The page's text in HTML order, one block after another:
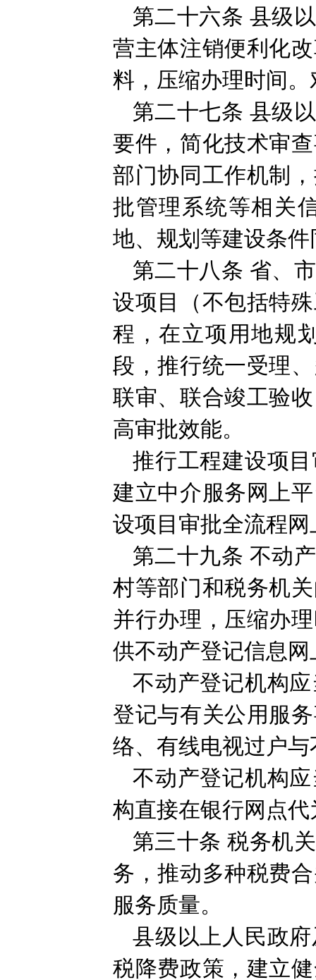
第二十六条 县级
营主体注销便利化
料，压缩办理时间
第二十七条 县级
要件，简化技术审
部门协同工作机制
批管理系统等相关
地、规划等建设条
第二十八条 省、
设项目（不包括特
程，在立项用地规
段，推行统一受理
联审、联合竣工验
高审批效能。
推行工程建设项
建立中介服务网上
设项目审批全流程
第二十九条 不动
村等部门和税务机
并行办理，压缩办
供不动产登记信息
不动产登记机构
登记与有关公用服
络、有线电视过户
不动产登记机构
构直接在银行网点
第三十条 税务机
务，推动多种税费
服务质量。
县级以上人民政
税降费政策，建立